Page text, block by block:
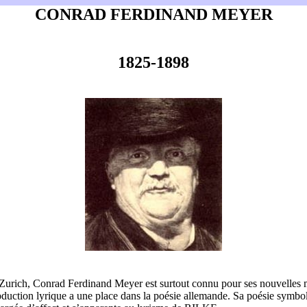
CONRAD FERDINAND MEYER
1825-1898
Conrad Ferdinand Meyer est surtout connu pour ses nouvelles
lyrique a une place dans la poésie allemande. Sa poésie